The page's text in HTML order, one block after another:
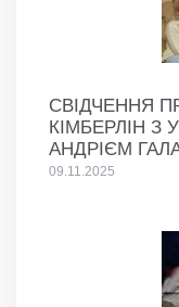
СВІДЧЕННЯ
КІМБЕРЛІН З
АНДРІЄМ
09.11.2025